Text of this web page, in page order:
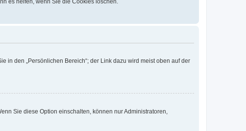
es helfen, wenn Sie die Cookies löschen.
in den „Persönlichen Bereich“; der Link dazu wird meist oben auf der
Sie diese Option einschalten, können nur Administratoren,